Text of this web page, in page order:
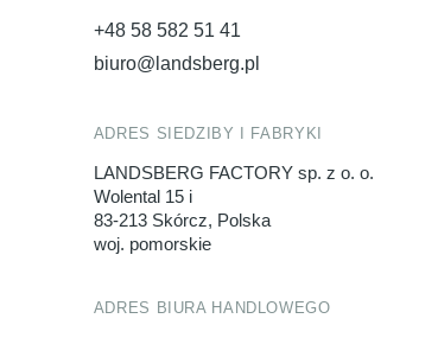
+48 58 582 51 41
biuro@landsberg.pl
ADRES SIEDZIBY I FABRYKI
LANDSBERG FACTORY sp. z o. o.
Wolental 15 i
83-213 Skórcz, Polska
woj. pomorskie
ADRES BIURA HANDLOWEGO